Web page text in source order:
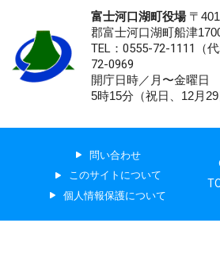
富士河口湖町役場〒
郡富士河口湖町船津
TEL：0555-72-1111 （
72-0969
開庁日時／月〜金曜日
5時15分（祝日、12月29
問い合わせ
このサイトについて
個人情報保護について